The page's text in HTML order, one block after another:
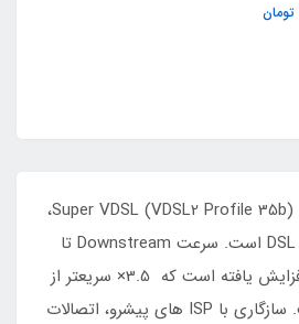
تومان
Archer VX1800v دارای Super VDSL (VDSL2 Profile 35b)،
آخرین نسل از فناوری DSL است. سرعت Downstream تا
350 مگابیت در ثانیه افزایش یافته است که 3.5× سریعتر از
VDSL2 قبلی خود است. سازگاری با ISP های پیشرو، اتصالات